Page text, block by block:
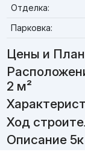
Отделка:
Парковка:
Цены и
2 м²
Ход
Описание